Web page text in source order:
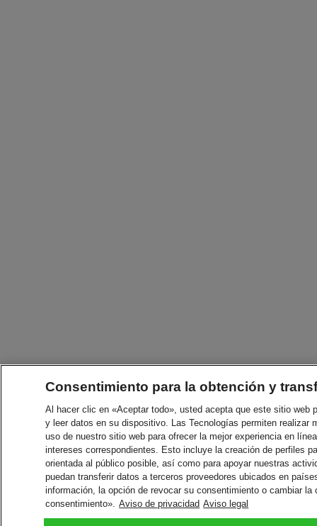
Consentimiento para la obtención y
Al hacer clic en «Aceptar todo», usted acepta que este sitio
y leer datos en su dispositivo. Las Tecnologías permiten
uso de nuestro sitio web para ofrecer la mejor experiencia en
intereses correspondientes. Esto incluye la creación de perfiles
orientada al público posible, así como para apoyar nuestras
puedan transferir datos a terceros proveedores ubicados en
información, la opción de revocar su consentimiento o cambiar
consentimiento». Aviso de privacidad Aviso legal